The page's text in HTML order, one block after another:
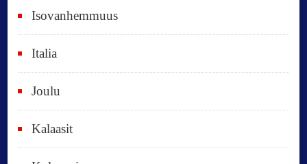
e
t
,
i
k
Isovanhemmuus
Italia
Joulu
Kalaasit